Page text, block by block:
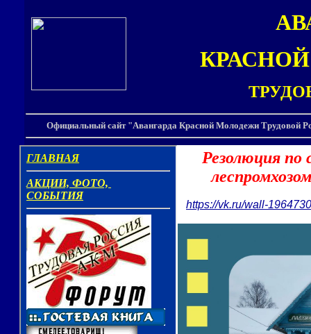
Официальный сайт "Авангарда Красной Молодежи Трудовой
Резолюция по
https://vk.ru/wall-